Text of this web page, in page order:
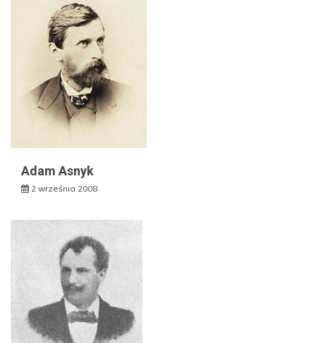
Adam Asnyk
2 września 2008